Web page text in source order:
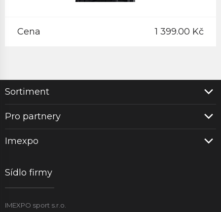
Cena 1 399.00 Kč
Sortiment
Pro partnery
Imexpo
Sídlo firmy
IMEXPO sport s.r.o.